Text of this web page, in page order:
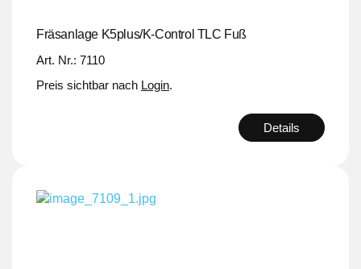
Fräsanlage K5plus/K-Control TLC Fuß
Art. Nr.: 7110
Preis sichtbar nach Login.
Details